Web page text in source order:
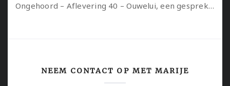
Ongehoord – Aflevering 40 – Ouwelui, een gesprek met Sadie Lune over vormende relaties en de geschiedenis van de queer pornobeweging
NEEM CONTACT OP MET MARIJE